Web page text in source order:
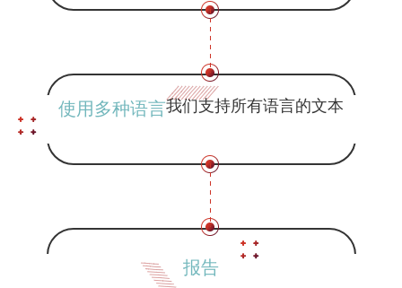
使用多种语言我们支持所有语言的文本
报告